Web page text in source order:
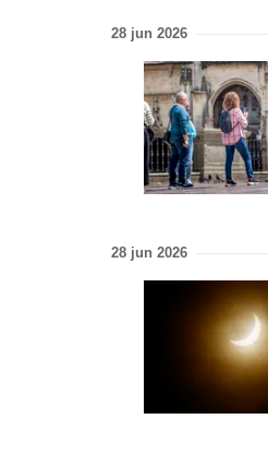
28 jun 2026
28 jun 2026